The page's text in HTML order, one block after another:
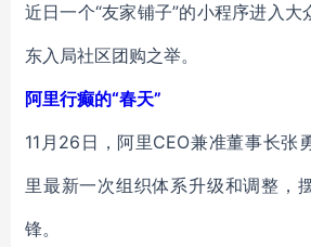
近日一个“友家铺子”的小程序进入
东入局社区团购之举。
阿里行癫的“春天”
11月26日，阿里CEO兼准董事长张
里最新一次组织体系升级和调整，
锋。